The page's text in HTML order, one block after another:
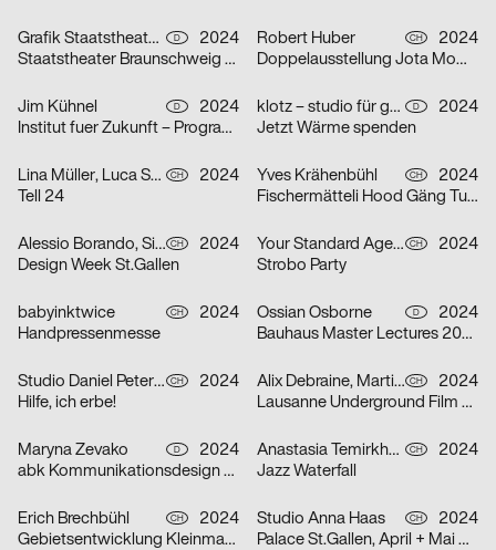
Grafik Staatstheater Braunschweig, Running Water Creative Group, Studio Max Kuwertz D
2024
Staatstheater Braunschweig „Die Hölle ist leer, alle Teufel sind hier“
Robert Huber CH
2024
Doppelausstellung Jota Mombaça & Steffani Jemison
Jim Kühnel D
2024
Institut fuer Zukunft – Programmplakate
klotz – studio für gestaltung D
2024
Jetzt Wärme spenden
Lina Müller, Luca Schenardi, Wietlisbach Sophie CH
2024
Tell 24
Yves Krähenbühl CH
2024
Fischermätteli Hood Gäng Turbo-Tour
Alessio Borando, Sino Borando CH
2024
Design Week St.Gallen
Your Standard Agency CH
2024
Strobo Party
babyinktwice CH
2024
Handpressenmesse
Ossian Osborne D
2024
Bauhaus Master Lectures 2024
Studio Daniel Peter, Alice Kolb CH
2024
Hilfe, ich erbe!
Alix Debraine, Martial Grin CH
2024
Lausanne Underground Film & Music Festival (LUFF) 2024
Maryna Zevako D
2024
abk Kommunikationsdesign Workshops
Anastasia Temirkhan CH
2024
Jazz Waterfall
Erich Brechbühl CH
2024
Gebietsentwicklung Kleinmatt-/Bireggstrasse
Studio Anna Haas CH
2024
Palace St.Gallen, April + Mai 2024